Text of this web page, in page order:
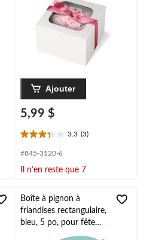
transporter des
gâteaux/petits
gâteaux/biscuits/produi
Ajouter
5,99 $
3.3 (3)
3.3
étoile(s)
5.
évaluations
#845-3120-6
Il n’en reste que 7
Boîte à pignon à
friandises rectangulaire,
bleu, 5 po, pour fête
d'anniversaire/fête